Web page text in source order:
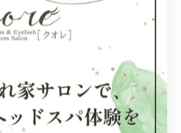
パ#バーデンス正規取扱店#よ
ドスパ